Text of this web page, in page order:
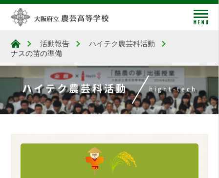
大阪府立農芸高等学校
活動報告
ハイテク農芸科活動
ナスの苗の準備
ハイテク農芸科活動 hight-tech